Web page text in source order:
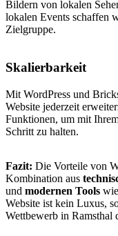
Bildern von lokalen
lokalen Events schaffen
Zielgruppe.
Skalierbarkeit
Mit WordPress und
Website jederzeit
Funktionen, um mit
Schritt zu halten.
Fazit: Die Vorteile von
Kombination aus
und modernen Tools
Website ist kein Luxus,
Wettbewerb in Ramsthal